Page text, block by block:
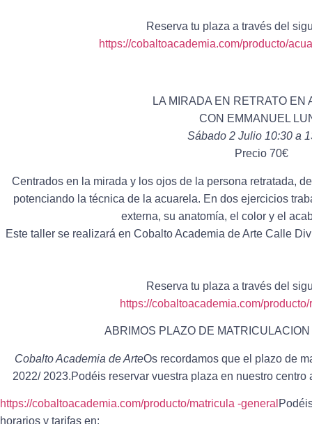
Reserva tu plaza a través del
https://cobaltoacademia.com/producto/
LA MIRADA EN RETRATO EN
CON EMMANUEL
Sábado 2 Julio 10:30 a
Precio 70€
Centrados en la mirada y los ojos de la persona retratada,
potenciando la técnica de la acuarela. En dos ejercicios
externa, su anatomía, el color y el
Este taller se realizará en Cobalto Academia de Arte Calle
Reserva tu plaza a través del
https://cobaltoacademia.com/
ABRIMOS PLAZO DE
Cobalto Academia de ArteOs recordamos que el plazo de
2022/ 2023.Podéis reservar vuestra plaza en nuestro
https://cobaltoacademia.com/producto/matricula -general
horarios y tarifas en: